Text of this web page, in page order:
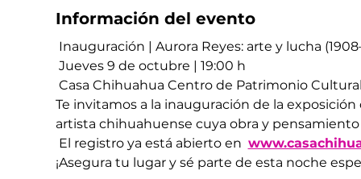
Información del evento
Inauguración | Aurora Reyes: arte y lucha
Jueves 9 de octubre | 19:00 h
Casa Chihuahua Centro de Patrimonio
Te invitamos a la inauguración de la
artista chihuahuense cuya obra y
El registro ya está abierto en
¡Asegura tu lugar y sé parte de esta noche